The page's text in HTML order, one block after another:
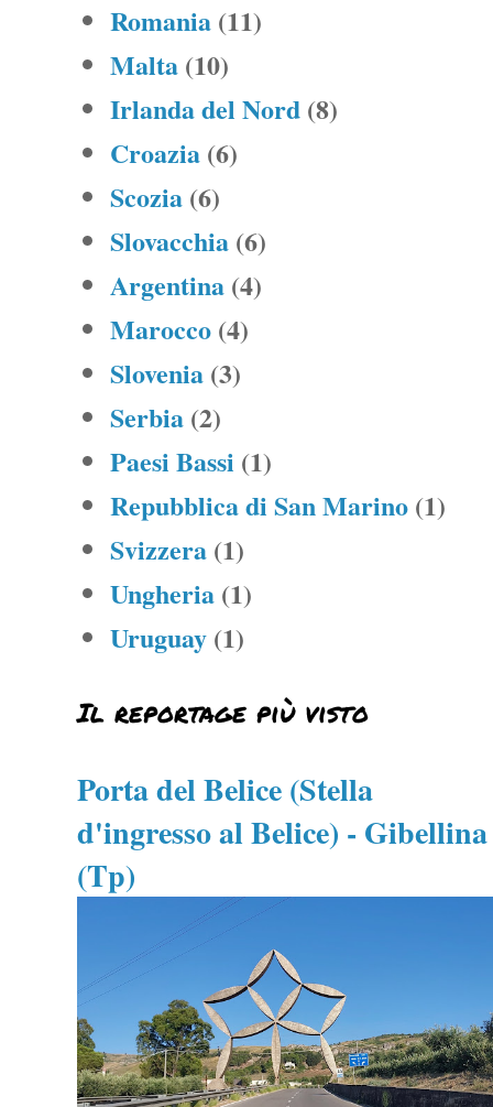
Romania (11)
Malta (10)
Irlanda del Nord (8)
Croazia (6)
Scozia (6)
Slovacchia (6)
Argentina (4)
Marocco (4)
Slovenia (3)
Serbia (2)
Paesi Bassi (1)
Repubblica di San Marino (1)
Svizzera (1)
Ungheria (1)
Uruguay (1)
Il reportage più visto
Porta del Belice (Stella
d'ingresso al Belice) - Gibellina
(Tp)